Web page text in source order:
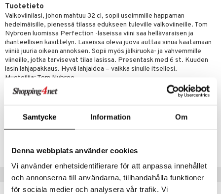
Samtycke Information Om
Denna webbplats använder cookies
Vi använder enhetsidentifierare för att anpassa innehållet
och annonserna till användarna, tillhandahålla funktioner
för sociala medier och analysera vår trafik. Vi
Tuotetieto
Valkoviinilasi, johon mahtuu 32 cl, sopii useimmille happaman
hedelmäisille, pienessä tilassa edukseen tuleville valkoviineille. Tom
Nybroen luomissa Perfection -laseissa viini saa hellävaraisen ja
ihanteellisen käsittelyn. Laseissa oleva juova auttaa sinua kaatamaan
viiniä juuria oikean annoksen. Sopii myös jälkiruoka- ja vahvemmille
viineille, jotka tarvisevat tilaa lasissa. Presentask med 6 st. Kuuden
lasin lahjapakkaus. Hyvä lahjaidea – vaikka sinulle itsellesi.
Muotoilija: Tom Nybroe.
Koko: halkaisija: 8 cm korkeus: 21,9 cm tilavuus: 32 cl.
Konepesun kestävä maksimilämpötilassa 55° C. Huom: Pakattu 6
Tuotenumero
Vinkkejä sinulle
tekstiilit
& Tyynyliinat
& Peitot
& Korit
& Veistokset
Art
& Lyhdyt
& Hyllyt
& Koukut
& Korit
tekstiilit
tekstiilit
tekstiilit
& Tyynyliinat
& Peitot
hyönteissuoja
ruokinta
& Lyhdyt
& vastauksia